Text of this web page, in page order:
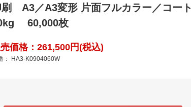
刷 A3／A3変形 片面フルカラー／コート
60,000枚
価格：261,500円(税込)
： HA3-K0904060W